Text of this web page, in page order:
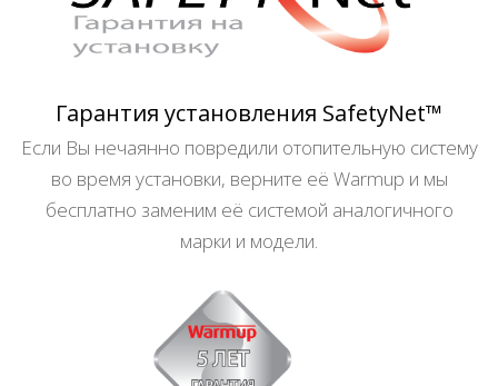
Гарантия установления SafetyNet™
Если Вы нечаянно повредили отопительную систему
во время установки, верните её Warmup и мы
бесплатно заменим её системой аналогичного
марки и модели.